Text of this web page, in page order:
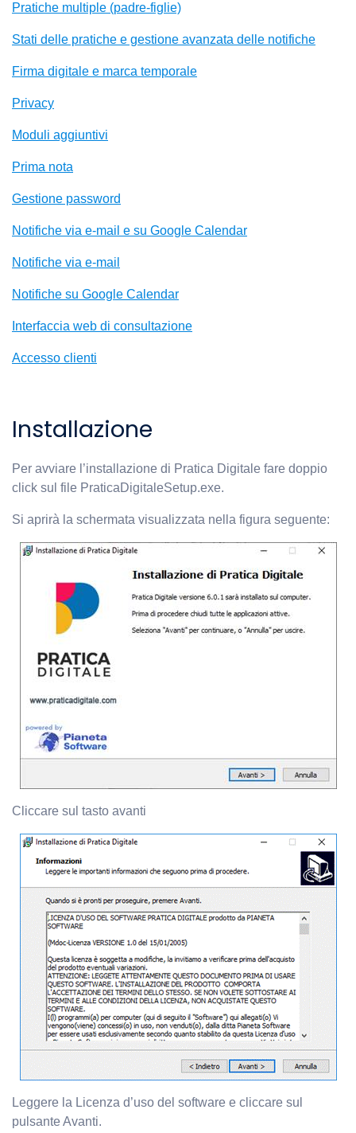
Pratiche multiple (padre-figlie)
Stati delle pratiche e gestione avanzata delle notifiche
Firma digitale e marca temporale
Privacy
Moduli aggiuntivi
Prima nota
Gestione password
Notifiche via e-mail e su Google Calendar
Notifiche via e-mail
Notifiche su Google Calendar
Interfaccia web di consultazione
Accesso clienti
Installazione
Per avviare l’installazione di Pratica Digitale fare doppio
click sul file PraticaDigitaleSetup.exe.
Si aprirà la schermata visualizzata nella figura seguente:
Cliccare sul tasto avanti
Leggere la Licenza d’uso del software e cliccare sul
pulsante Avanti.